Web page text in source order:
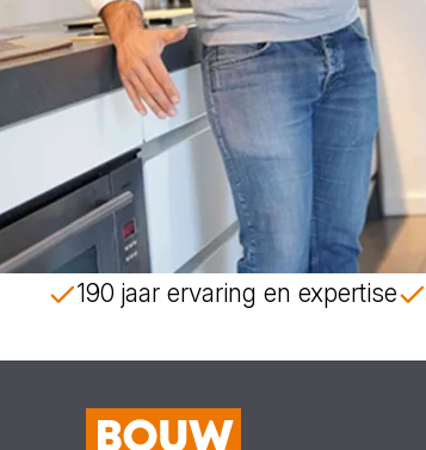
190 jaar ervaring en expertise